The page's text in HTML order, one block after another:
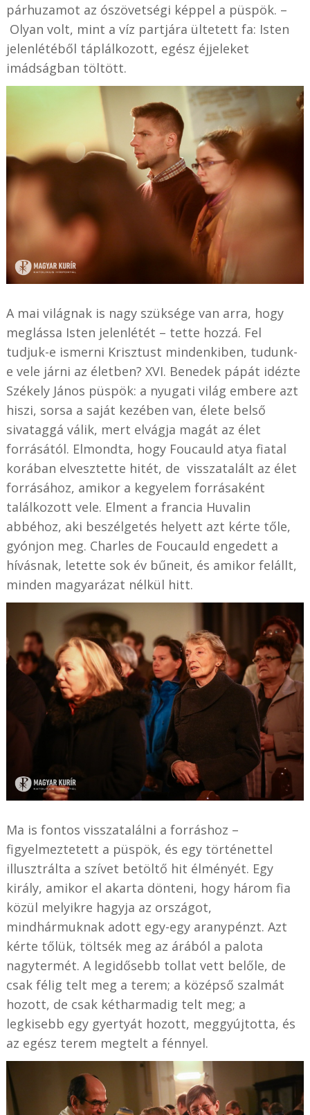
párhuzamot az ószövetségi képpel a püspök. –
Olyan volt, mint a víz partjára ültetett fa: Isten
jelenlétéből táplálkozott, egész éjjeleket
imádságban töltött.
A mai világnak is nagy szüksége van arra, hogy
meglássa Isten jelenlétét – tette hozzá. Fel
tudjuk-e ismerni Krisztust mindenkiben, tudunk-
e vele járni az életben? XVI. Benedek pápát idézte
Székely János püspök: a nyugati világ embere azt
hiszi, sorsa a saját kezében van, élete belső
sivataggá válik, mert elvágja magát az élet
forrásától. Elmondta, hogy Foucauld atya fiatal
korában elvesztette hitét, de visszatalált az élet
forrásához, amikor a kegyelem forrásaként
találkozott vele. Elment a francia Huvalin
abbéhoz, aki beszélgetés helyett azt kérte tőle,
gyónjon meg. Charles de Foucauld engedett a
hívásnak, letette sok év bűneit, és amikor felállt,
minden magyarázat nélkül hitt.
Ma is fontos visszatalálni a forráshoz –
figyelmeztetett a püspök, és egy történettel
illusztrálta a szívet betöltő hit élményét. Egy
király, amikor el akarta dönteni, hogy három fia
közül melyikre hagyja az országot,
mindhármuknak adott egy-egy aranypénzt. Azt
kérte tőlük, töltsék meg az árából a palota
nagytermét. A legidősebb tollat vett belőle, de
csak félig telt meg a terem; a középső szalmát
hozott, de csak kétharmadig telt meg; a
legkisebb egy gyertyát hozott, meggyújtotta, és
az egész terem megtelt a fénnyel.